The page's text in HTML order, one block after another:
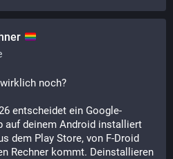
noch?
entscheidet ein Google-
auf deinem Android installiert
dem Play Store, von F-Droid
Rechner kommt. Deinstallieren